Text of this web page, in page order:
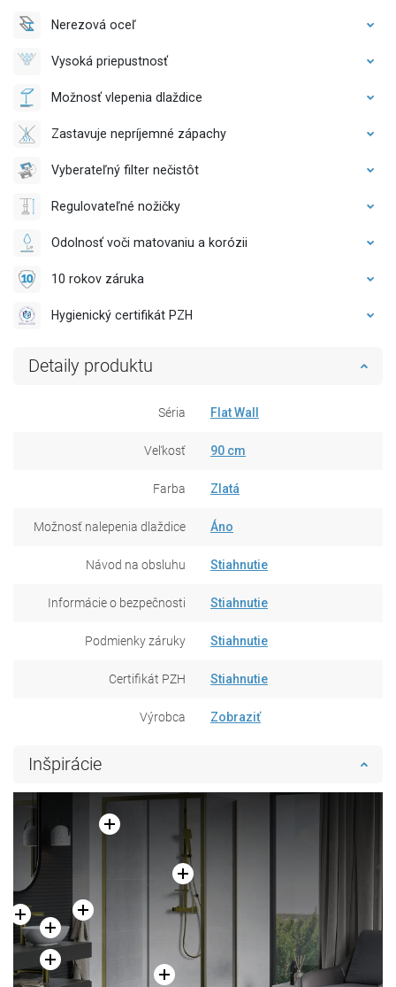
Nerezová oceľ
Vysoká priepustnosť
Možnosť vlepenia dlaždice
Zastavuje nepríjemné zápachy
Vyberateľný filter nečistôt
Regulovateľné nožičky
Odolnosť voči matovaniu a korózii
10 rokov záruka
Hygienický certifikát PZH
Detaily produktu
Séria Flat Wall
Veľkosť 90 cm
Farba Zlatá
Možnosť nalepenia dlaždice Áno
Návod na obsluhu Stiahnutie
Informácie o bezpečnosti Stiahnutie
Podmienky záruky Stiahnutie
Certifikát PZH Stiahnutie
Výrobca Zobraziť
Inšpirácie